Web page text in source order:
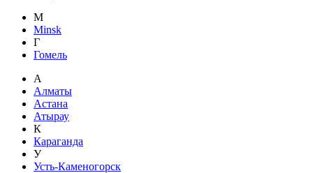
M
Minsk
Г
Гомель
А
Алматы
Астана
Атырау
К
Караганда
У
Усть-Каменогорск